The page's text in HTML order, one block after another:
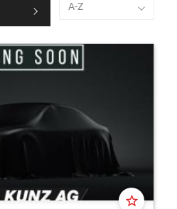
A-Z
star_border